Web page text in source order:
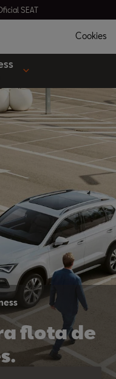
SEAT
Cookies
flota de